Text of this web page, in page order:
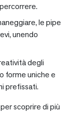
le pipe
unendo
degli
forme uniche e
prefissati.
per scoprire di più